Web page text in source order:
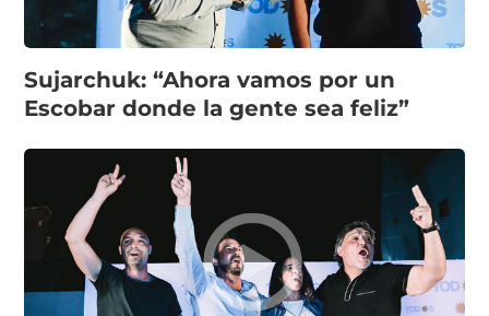
Sujarchuk: “Ahora vamos por un
Escobar donde la gente sea feliz”